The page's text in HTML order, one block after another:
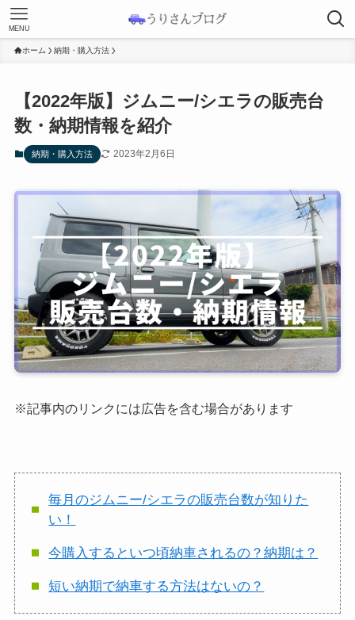
MENU
ホーム 納期・購入方法
【2022年版】ジムニー/シエラの販売台
数・納期情報を紹介
納期・購入方法 2023年2月6日
※記事内のリンクには広告を含む場合があります
毎月のジムニー/シエラの販売台数が知りた
い！
今購入するといつ頃納車されるの？納期は？
短い納期で納車する方法はないの？